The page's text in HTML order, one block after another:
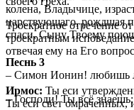
Троекратное отречение
троекратным
отвечая ему на Его
– Симон Ионин! любишь
– Господи! Ты всё
колена, Владычице,
царствующаго, рождшая
спаси, Сыну Твоему
Песнь 3
Ирмос: Ты еси
Ты еси свет омраченных,